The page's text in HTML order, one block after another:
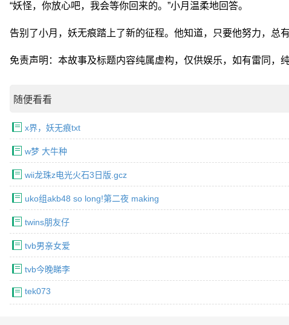
“妖怪，你放心吧，我会等你回来的。”小月温柔地回答。
告别了小月，妖无痕踏上了新的征程。他知道，只要他努力，总
免责声明：本故事及标题内容纯属虚构，仅供娱乐，如有雷同，
随便看看
x界，妖无痕txt
w梦 大牛种
wii龙珠z电光火石3日版.gcz
uko组akb48 so long!第二夜 making
twins朋友仔
tvb男亲女爱
tvb今晚睇李
tek073